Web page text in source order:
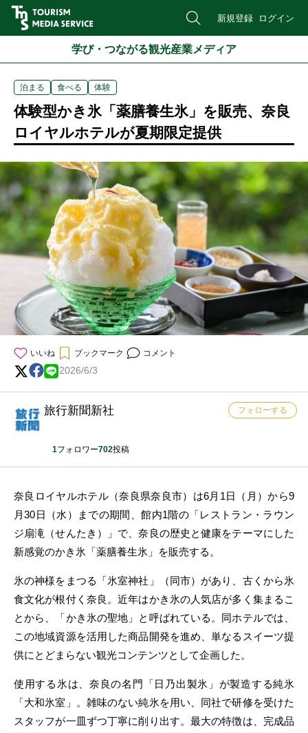
新規登録 ログイン
学び・つながる観光産業メディア
泊まる 食べる 体験
体験型かき氷「薬膳養生氷」を販売、奈良
ロイヤルホテルが夏期限定提供
いいね ブックマーク コメント
2026/6/3
旅行新聞新社
1フォロワー702投稿
フォローする
奈良ロイヤルホテル（奈良県奈良市）は6月1日（月）から9
月30日（水）までの期間、館内1階の「レストラン・ラウン
ジ扇滝（せんたき）」で、奈良の歴史と健康をテーマにした
新感覚のかき氷「薬膳養生氷」を販売する。
氷の神様をまつる「氷室神社」（同市）があり、古くから氷
食文化が根付く奈良。近年はかき氷の人気店が多く集まるこ
とから、「かき氷の聖地」と呼ばれている。同ホテルでは、
この地域資源を活用した商品開発を進め、単なるスイーツ提
供にとどまらない観光コンテンツとして企画した。
使用する氷は、奈良の名門「日乃出製氷」が製造する純氷
「大和氷室」。雑味のない純氷を用い、同社で研修を受けた
スタッフが一皿ずつ丁寧に削り出す。最大の特徴は、完成品